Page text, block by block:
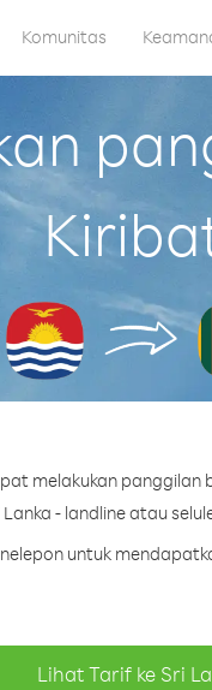
Komunitas
melakukan panggilan
- landline atau
untuk
Lihat Tarif ke Sri